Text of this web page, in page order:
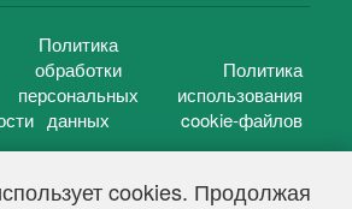
cookies. Продолжая
Политика
обработки
персональных
данных
Политика
использования
cookie-файлов